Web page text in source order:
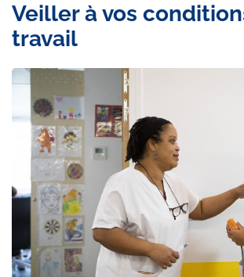
Veiller à vos
travail